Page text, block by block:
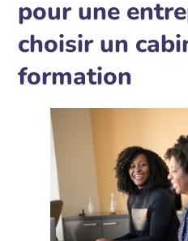
pour une
choisir un
formation